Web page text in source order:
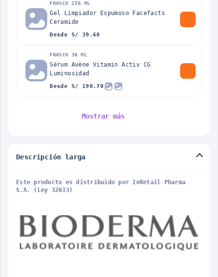
FRASCO 236 ML
Gel Limpiador Espumoso Facefacts
Ceramide
Desde S/ 39.60
FRASCO 30 ML
Sérum Avène Vitamin Activ CG
Luminosidad
Desde S/ 190.70
Mostrar más
Descripción larga
Este producto es distribuido por InRetail Pharma
S.A. (Ley 32033)